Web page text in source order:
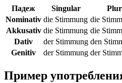
Падеж Singular
Nominativ die Stimmung die
Akkusativ die Stimmung die
Dativ
der Stimmung den
Genitiv
der Stimmung der
Пример